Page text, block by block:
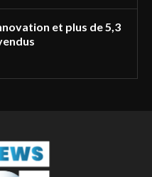
et plus de 5,3